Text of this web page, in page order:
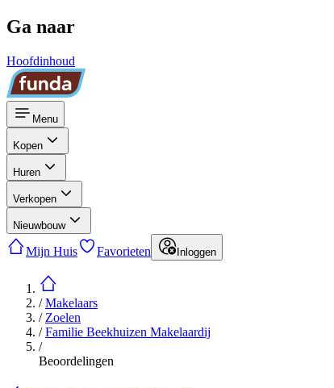
Ga naar
Hoofdinhoud
Menu
Kopen
Huren
Verkopen
Nieuwbouw
Mijn Huis Favorieten Inloggen
/Makelaars
/ Zoelen
/Familie Beekhuizen Makelaardij
/
Beoordelingen